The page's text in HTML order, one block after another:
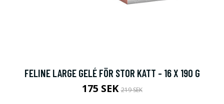
FELINE LARGE GELÉ FÖR STOR KATT - 16 X 190 G
175 SEK219 SEK